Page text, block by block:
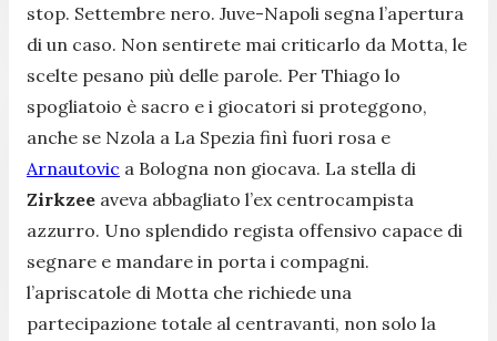
stop. Settembre nero. Juve-Napoli segna l’apertura
di un caso. Non sentirete mai criticarlo da Motta, le
scelte pesano più delle parole. Per Thiago lo
spogliatoio è sacro e i giocatori si proteggono,
anche se Nzola a La Spezia finì fuori rosa e
Arnautovic a Bologna non giocava. La stella di
Zirkzee aveva abbagliato l’ex centrocampista
azzurro. Uno splendido regista offensivo capace di
segnare e mandare in porta i compagni.
l’apriscatole di Motta che richiede una
partecipazione totale al centravanti, non solo la